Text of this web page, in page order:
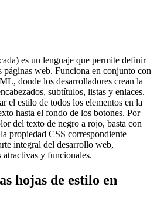
es un lenguaje que permite definir
páginas web. Funciona en conjunto con
donde los desarrolladores crean la
subtítulos, listas y enlaces.
el estilo de todos los elementos en la
hasta el fondo de los botones. Por
del texto de negro a rojo, basta con
propiedad CSS correspondiente
integral del desarrollo web,
y funcionales.
hojas de estilo en